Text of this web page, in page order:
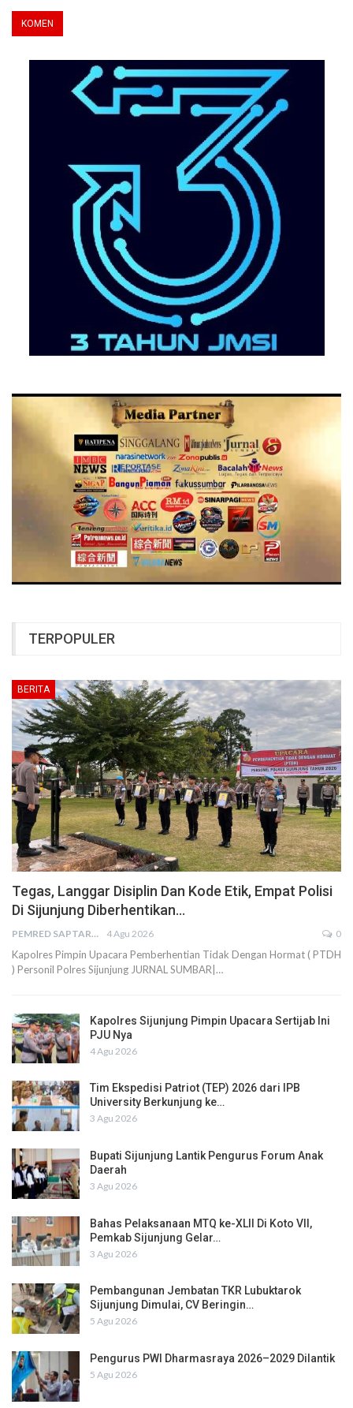
TERPOPULER
BERITA
Tegas, Langgar Disiplin Dan Kode Etik, Empat Polisi
Di Sijunjung Diberhentikan…
PEMRED SAPTARIUS 4 Agu 2026 0
Kapolres Pimpin Upacara Pemberhentian Tidak Dengan Hormat ( PTDH
) Personil Polres Sijunjung JURNAL SUMBAR|…
Kapolres Sijunjung Pimpin Upacara Sertijab Ini
PJU Nya
4 Agu 2026
Tim Ekspedisi Patriot (TEP) 2026 dari IPB
University Berkunjung ke…
3 Agu 2026
Bupati Sijunjung Lantik Pengurus Forum Anak
Daerah
3 Agu 2026
Bahas Pelaksanaan MTQ ke-XLII Di Koto VII,
Pemkab Sijunjung Gelar…
3 Agu 2026
Pembangunan Jembatan TKR Lubuktarok
Sijunjung Dimulai, CV Beringin…
5 Agu 2026
Pengurus PWI Dharmasraya 2026–2029 Dilantik
5 Agu 2026